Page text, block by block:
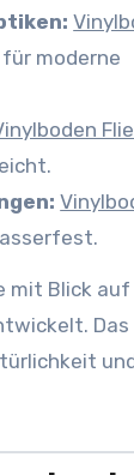
für moderne
mit Blick
Das